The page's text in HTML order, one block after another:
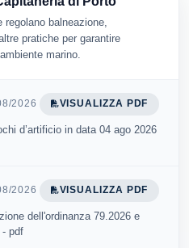
balneazione,
pratiche per garantire
marino.
2026 VISUALIZZA PDF
d’artificio in data 04 ago 2026
2026 VISUALIZZA PDF
dell'ordinanza 79.2026 e
- pdf